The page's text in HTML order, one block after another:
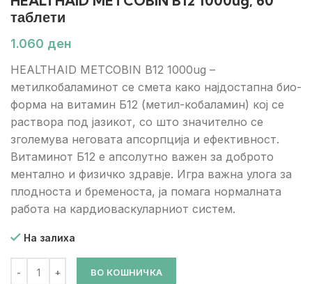
таблети
ден
HEALTHAID METCOBIN B12 1000ug –
метилкобаламинот се смета како најдостапна био-
форма на витамин Б12 (метил-кобаламин) кој се
раствора под јазикот, со што значително се
зголемува неговата апсорпција и ефективност.
Витаминот Б12 е апсолутно важен за доброто
ментално и физичко здравје. Игра важна улога за
плодноста и бременоста, ја помага нормалната
работа на кардиоваскуларниот систем.
На залиха
ВО КОШНИЧКА